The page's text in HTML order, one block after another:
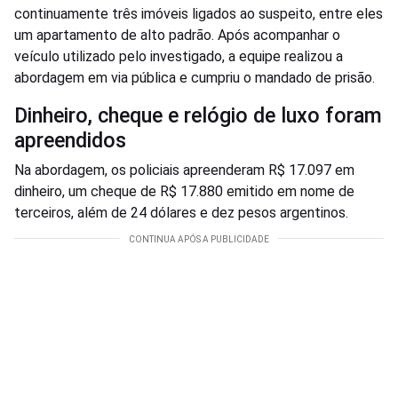
continuamente três imóveis ligados ao suspeito, entre eles
um apartamento de alto padrão. Após acompanhar o
veículo utilizado pelo investigado, a equipe realizou a
abordagem em via pública e cumpriu o mandado de prisão.
Dinheiro, cheque e relógio de luxo foram
apreendidos
Na abordagem, os policiais apreenderam R$ 17.097 em
dinheiro, um cheque de R$ 17.880 emitido em nome de
terceiros, além de 24 dólares e dez pesos argentinos.